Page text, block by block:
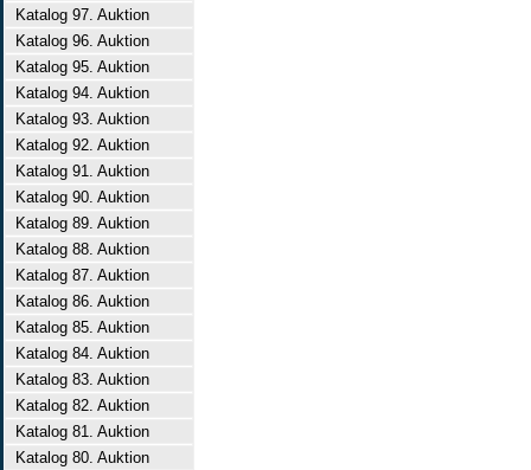
Katalog 97. Auktion
Katalog 96. Auktion
Katalog 95. Auktion
Katalog 94. Auktion
Katalog 93. Auktion
Katalog 92. Auktion
Katalog 91. Auktion
Katalog 90. Auktion
Katalog 89. Auktion
Katalog 88. Auktion
Katalog 87. Auktion
Katalog 86. Auktion
Katalog 85. Auktion
Katalog 84. Auktion
Katalog 83. Auktion
Katalog 82. Auktion
Katalog 81. Auktion
Katalog 80. Auktion